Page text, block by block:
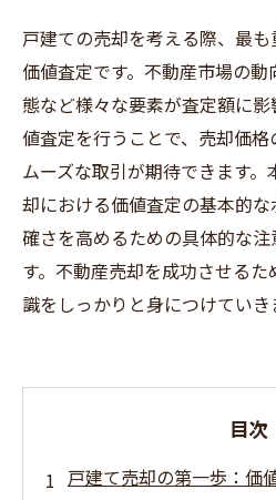
戸建ての売却を考える際、最
価値査定です。不動産市場の
態など様々な要素が査定額に
値査定を行うことで、売却価
ムーズな取引が期待できます
却における価値査定の基本的
確さを高めるための具体的な
す。不動産売却を成功させる
識をしっかりと身につけていき
目次
戸建て売却の第一歩：価